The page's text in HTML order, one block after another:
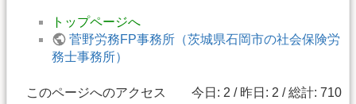
トップページへ
菅野労務FP事務所（茨城県石岡市の社会保険労
務士事務所）
このページへのアクセス 今日: 2 / 昨日: 2 / 総計: 710